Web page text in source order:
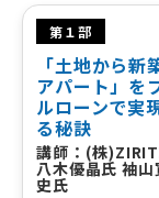
第１部
「土地から新
アパート」を
ルローンで実
る秘訣
講師：(株
八木優晶氏 袖山
史氏